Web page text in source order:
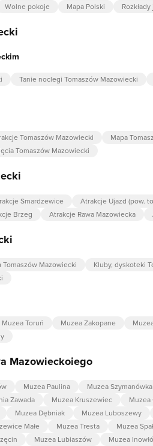
Wolne pokoje Mapa Polski
Tanie noclegi Tomaszów Mazowiecki
Tomaszów Mazowiecki Mapa
Tomaszów Mazowiecki
Smardzewice Atrakcje Ujazd (pow.
Brzeg Atrakcje Rawa Mazowiecka
Tomaszów Mazowiecki Kluby, dyskoteki
Muzea Toruń Muzea Zakopane
Mazowieckoiego
Muzea Paulina Muzea Szymanówka
Zawada Muzea Kruszewiec Muzea
Muzea Dębniak Muzea Luboszewy
Małe Muzea Tresta Muzea
Muzea Lubiaszów Muzea